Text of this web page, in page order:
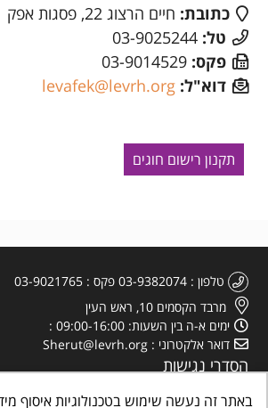
כתובת: חיים הרצוג 22, פסגות אפק
טל: 03-9025244
פקס: 03-9014529
דוא"ל: levafek@levrh.org
תקנון רישום חוגים
טלפון 03-9382074 פקס
03-9021765
מרבד הקסמים 10, ראש העין
ימים א-ה בין השעות: 09:00-16:00
דואר אלקטרוני
Sherut@levrh.org
הסדרי נגישות